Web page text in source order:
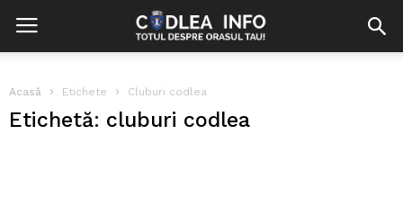
Acasă Etichete Cluburi codlea
Etichetă: cluburi codlea